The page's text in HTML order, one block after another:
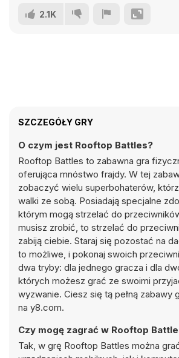
2.1K
SZCZEGÓŁY GRY
O czym jest Rooftop Battles?
Rooftop Battles to zabawna gra
oferująca mnóstwo frajdy. W tej
zobaczyć wielu superbohaterów,
walki ze sobą. Posiadają specjalne
którym mogą strzelać do
musisz zrobić, to strzelać do
zabiją ciebie. Staraj się pozostać na
to możliwe, i pokonaj swoich
dwa tryby: dla jednego gracza i dla
których możesz grać ze swoimi
wyzwanie. Ciesz się tą pełną zabawy
na y8.com.
Czy mogę zagrać w Rooftop
Tak, w grę Rooftop Battles można